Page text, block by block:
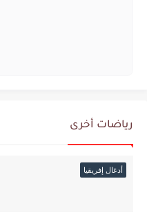
رياضات أخرى
أدغال إفريقيا